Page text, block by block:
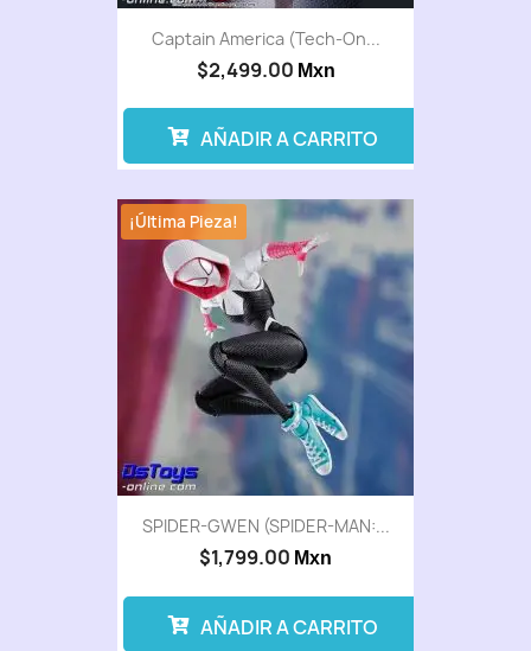
Captain America (Tech-On...
$2,499.00 Mxn
AÑADIR A CARRITO
SPIDER-GWEN (SPIDER-MAN:...
$1,799.00 Mxn
¡Última Pieza!
AÑADIR A CARRITO